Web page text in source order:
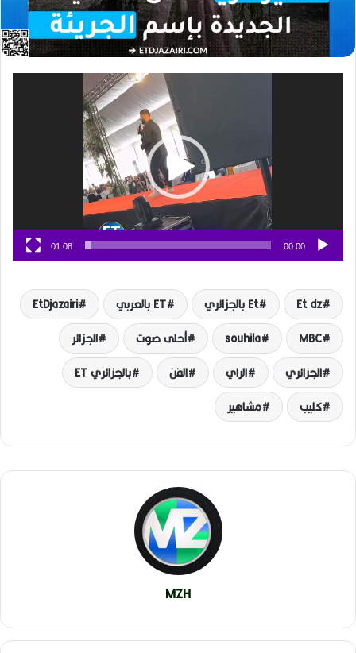
00:00
01:08
Et dz Et بالجزائري ET بالعربي
EtDjazairi
MBC
souhila أحلى صوت
الجزائر
الجزائري
الراي الفن
بالجزائري ET
كليب
مشاهير
MZH